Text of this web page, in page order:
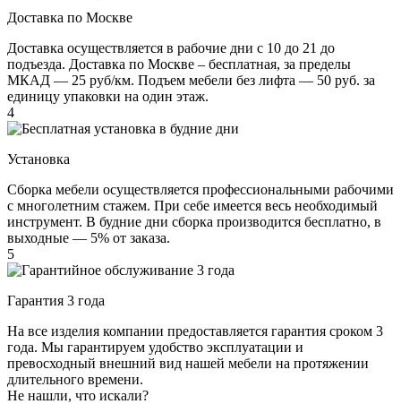
Доставка по Москве
Доставка осуществляется в рабочие дни с 10 до 21 до
подъезда. Доставка по Москве – бесплатная, за пределы
МКАД — 25 руб/км. Подъем мебели без лифта — 50 руб. за
единицу упаковки на один этаж.
4
Установка
Сборка мебели осуществляется профессиональными рабочими
с многолетним стажем. При себе имеется весь необходимый
инструмент. В будние дни сборка производится бесплатно, в
выходные — 5% от заказа.
5
Гарантия 3 года
На все изделия компании предоставляется гарантия сроком 3
года. Мы гарантируем удобство эксплуатации и
превосходный внешний вид нашей мебели на протяжении
длительного времени.
Не нашли, что искали?